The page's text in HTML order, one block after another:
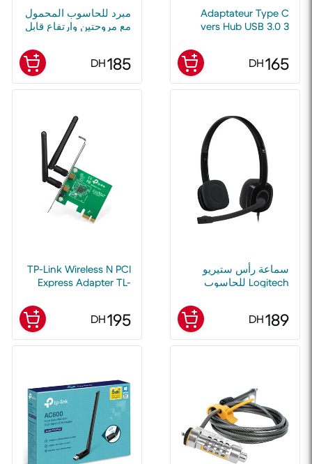
Adaptateur Type C
vers Hub USB 3.0 3
réseau RJ45 - Boîtier
aluminium USB
165
DH
مبرد للحاسوب المحمول
مع مروحتين وارتفاع قابل
185
DH
سماعة رأس ستيريو
Logitech للحاسوب
189
DH
TP-Link Wireless N PCI
Express Adapter TL-
195
DH